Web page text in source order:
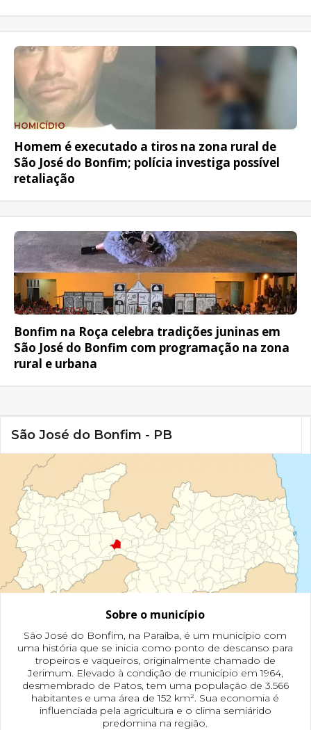
HOMICÍDIO
Homem é executado a tiros na zona rural de
São José do Bonfim; polícia investiga possível
retaliação
SÃO JOÃO 2026
Bonfim na Roça celebra tradições juninas em
São José do Bonfim com programação na zona
rural e urbana
São José do Bonfim - PB
Sobre o município
São José do Bonfim, na Paraíba, é um município com
uma história que se inicia como ponto de descanso para
tropeiros e vaqueiros, originalmente chamado de
Jerimum. Elevado à condição de município em 1964,
desmembrado de Patos, tem uma população de 3.566
habitantes e uma área de 152 km². Sua economia é
influenciada pela agricultura e o clima semiárido
predomina na região.